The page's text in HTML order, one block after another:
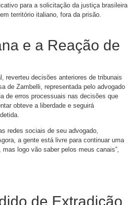
para a solicitação da justiça brasileira
território italiano, fora da prisão.
e a Reação de
reverteu decisões anteriores de tribunais
de Zambelli, representada pelo advogado
de erros processuais nas decisões que
obteve a liberdade e seguirá
redes sociais de seu advogado,
a gente está livre para continuar uma
logo vão saber pelos meus canais”,
de Extradição